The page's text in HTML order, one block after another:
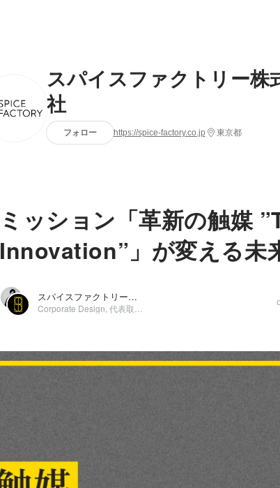
スパイスファクトリー株
社
フォロー https://spice-factory.co.jp 東京都
ミッション「革新の触媒
Innovation”」が変える未
スパイスファクトリー株式会社 PR, 高木 広之介